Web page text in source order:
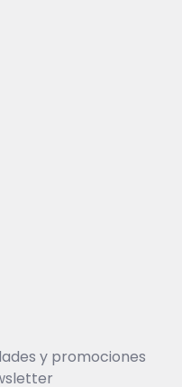
y promociones